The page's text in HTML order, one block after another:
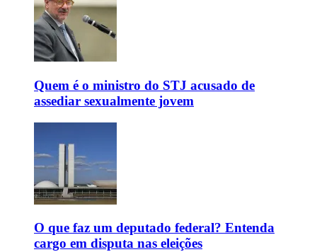
Quem é o ministro do STJ acusado de
assediar sexualmente jovem
O que faz um deputado federal? Entenda
cargo em disputa nas eleições